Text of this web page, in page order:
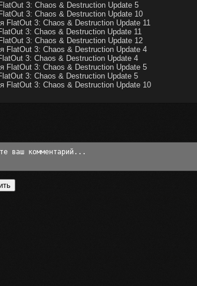
3: Chaos & Destruction Update 5
3: Chaos & Destruction Update 10
FlatOut 3: Chaos & Destruction Update 11
3: Chaos & Destruction Update 11
3: Chaos & Destruction Update 12
FlatOut 3: Chaos & Destruction Update 4
3: Chaos & Destruction Update 4
FlatOut 3: Chaos & Destruction Update 5
3: Chaos & Destruction Update 5
FlatOut 3: Chaos & Destruction Update 10